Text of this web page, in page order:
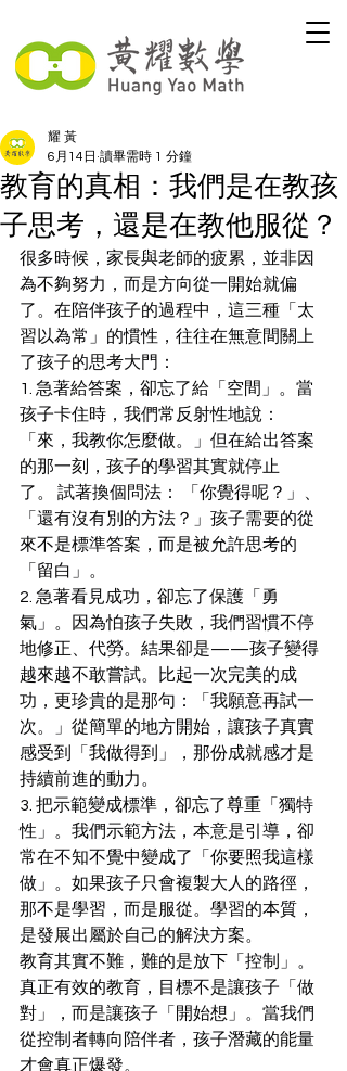
教育的真相：我們是在教孩
子思考，還是在教他服從？
耀 黃
6月14日 讀畢需時 1 分鐘
很多時候，家長與老師的疲累，並非因
為不夠努力，而是方向從一開始就偏
了。在陪伴孩子的過程中，這三種「太
習以為常」的慣性，往往在無意間關上
了孩子的思考大門：
1. 急著給答案，卻忘了給「空間」。當
孩子卡住時，我們常反射性地說：
「來，我教你怎麼做。」但在給出答案
的那一刻，孩子的學習其實就停止
了。 試著換個問法： 「你覺得呢？」、
「還有沒有別的方法？」孩子需要的從
來不是標準答案，而是被允許思考的
「留白」。
2. 急著看見成功，卻忘了保護「勇
氣」。因為怕孩子失敗，我們習慣不停
地修正、代勞。結果卻是——孩子變得
越來越不敢嘗試。比起一次完美的成
功，更珍貴的是那句：「我願意再試一
次。」從簡單的地方開始，讓孩子真實
感受到「我做得到」，那份成就感才是
持續前進的動力。
3. 把示範變成標準，卻忘了尊重「獨特
性」。我們示範方法，本意是引導，卻
常在不知不覺中變成了「你要照我這樣
做」。如果孩子只會複製大人的路徑，
那不是學習，而是服從。學習的本質，
是發展出屬於自己的解決方案。
教育其實不難，難的是放下「控制」。
真正有效的教育，目標不是讓孩子「做
對」，而是讓孩子「開始想」。當我們
從控制者轉向陪伴者，孩子潛藏的能量
才會真正爆發。